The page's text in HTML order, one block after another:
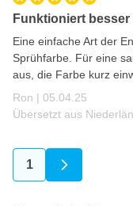
Funktioniert besser
Eine einfache Art der
Sprühfarbe. Für eine
aus, die Farbe kurz
Ron | 5. April 2025
05.04.25
Übersetzt aus
Sie lesen gerade
1